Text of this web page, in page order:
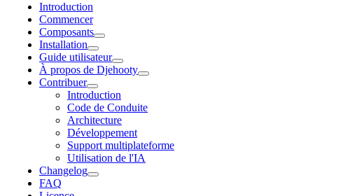
Introduction
Commencer
Composants
Installation
Guide utilisateur
À propos de Djehooty
Contribuer
Introduction
Code de Conduite
Architecture
Développement
Support multiplateforme
Utilisation de l'IA
Changelog
FAQ